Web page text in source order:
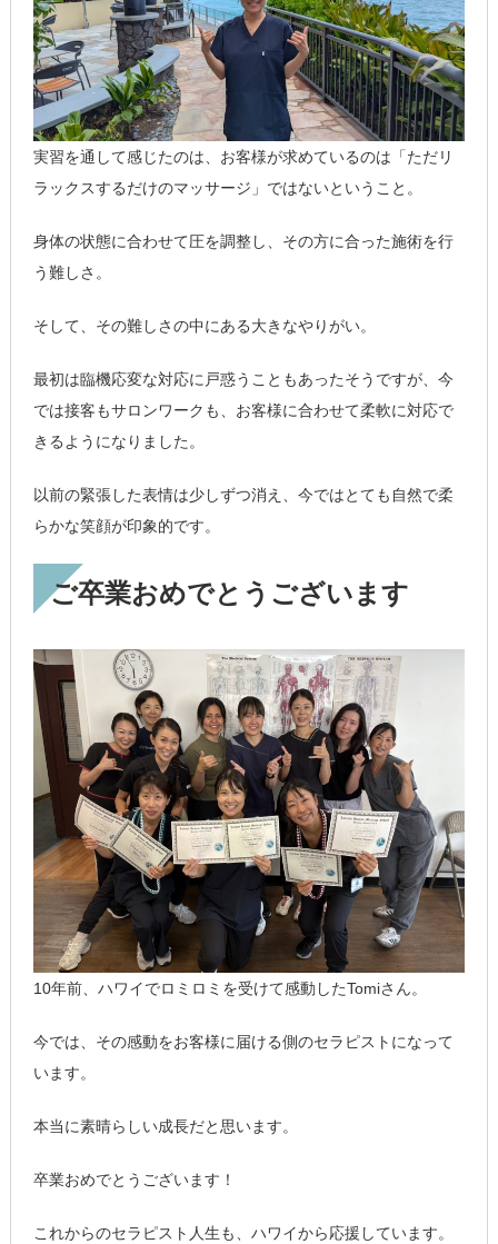
実習を通して感じたのは、お客様が求めているのは「ただリ
ラックスするだけのマッサージ」ではないということ。
身体の状態に合わせて圧を調整し、その方に合った施術を行
う難しさ。
そして、その難しさの中にある大きなやりがい。
最初は臨機応変な対応に戸惑うこともあったそうですが、今
では接客もサロンワークも、お客様に合わせて柔軟に対応で
きるようになりました。
以前の緊張した表情は少しずつ消え、今ではとても自然で柔
らかな笑顔が印象的です。
ご卒業おめでとうございます
10年前、ハワイでロミロミを受けて感動したTomiさん。
今では、その感動をお客様に届ける側のセラピストになって
います。
本当に素晴らしい成長だと思います。
卒業おめでとうございます！
これからのセラピスト人生も、ハワイから応援しています。